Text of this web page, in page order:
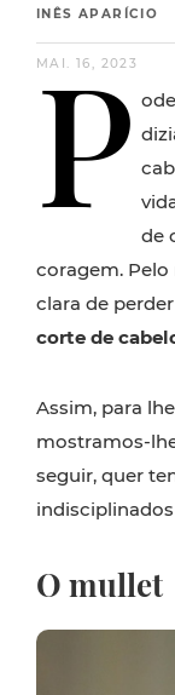
INÊS APARÍCIO
MAI. 16, 2023
P de
coragem.
clara de
corte de
Assim, para
mostramos-
seguir, quer
O mullet